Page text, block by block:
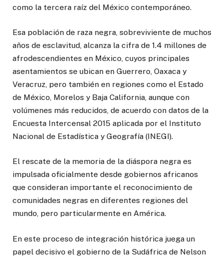
como la tercera raíz del México contemporáneo.
Esa población de raza negra, sobreviviente de muchos
años de esclavitud, alcanza la cifra de 1.4 millones de
afrodescendientes en México, cuyos principales
asentamientos se ubican en Guerrero, Oaxaca y
Veracruz, pero también en regiones como el Estado
de México, Morelos y Baja California, aunque con
volúmenes más reducidos, de acuerdo con datos de la
Encuesta Intercensal 2015 aplicada por el Instituto
Nacional de Estadística y Geografía (INEGI).
El rescate de la memoria de la diáspora negra es
impulsada oficialmente desde gobiernos africanos
que consideran importante el reconocimiento de
comunidades negras en diferentes regiones del
mundo, pero particularmente en América.
En este proceso de integración histórica juega un
papel decisivo el gobierno de la Sudáfrica de Nelson